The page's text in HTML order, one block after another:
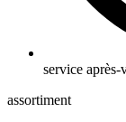
service après-
assortiment